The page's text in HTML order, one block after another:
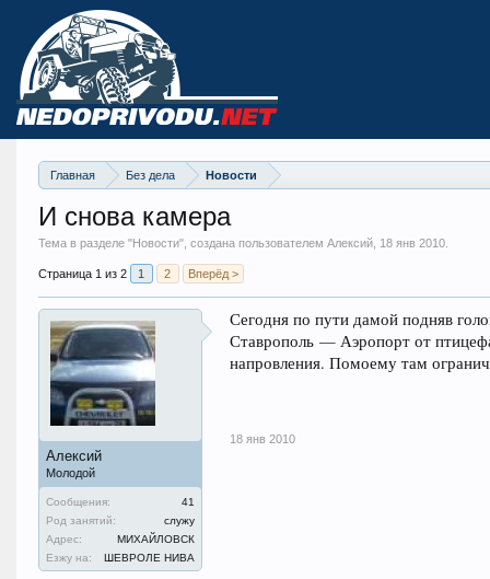
Главная Без дела Новости
И снова камера
Тема в разделе "Новости", создана пользователем Алексий, 18 янв 2010.
Страница 1 из 2 1 2 Вперёд >
Алексий
Молодой
Сообщения:
41
Род занятий:
служу
Адрес:
МИХАЙЛОВСК
Езжу на:
ШЕВРОЛЕ НИВА
Сегодня по пути дамой подняв
Ставрополь — Аэропорт от
напровления. Помоему там
18 янв 2010